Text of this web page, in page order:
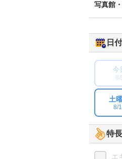
写真館
日
今
8/
土
8/
特長
エ